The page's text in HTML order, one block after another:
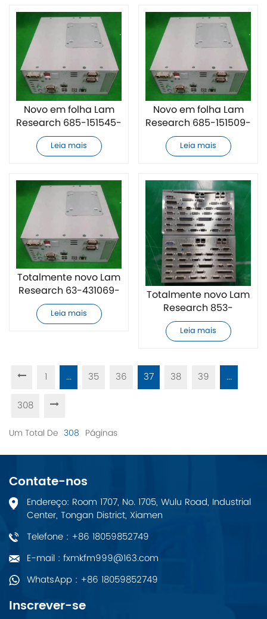
Novo em folha Lam
Research 685-151545-
001 Controlador
Leia mais
Novo em folha Lam
Research 685-151509-
001 Controlador
Leia mais
Totalmente novo Lam
Research 63-431069-
00 Controlador
Leia mais
Totalmente novo Lam
Research 853-
252745R007 Unidade
de controle de
Leia mais
1 ... 35 36 37 38 39
...
308
Um Total De 308 Páginas
Contate-nos
Endereço: Room 1707, No. 1705, Wulu Road, Industrial
Center, Tongan District, Xiamen
Telefone : +86 18059852749
E-mail : fxmkfm999@163.com
WhatsApp : +86 18059852749
Inscrever-se